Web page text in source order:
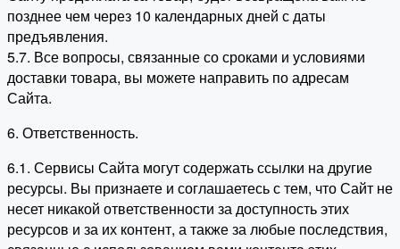
позднее чем через 10 календарных дней с даты
предъявления.
5.7. Все вопросы, связанные со сроками и условиями
доставки товара, вы можете направить по адресам
Сайта.
6. Ответственность.
6.1. Сервисы Сайта могут содержать ссылки на другие
ресурсы. Вы признаете и соглашаетесь с тем, что Сайт не
несет никакой ответственности за доступность этих
ресурсов и за их контент, а также за любые последствия,